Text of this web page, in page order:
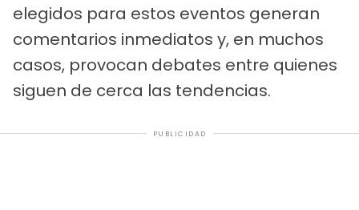
elegidos para estos eventos generan
comentarios inmediatos y, en muchos
casos, provocan debates entre quienes
siguen de cerca las tendencias.
PUBLICIDAD